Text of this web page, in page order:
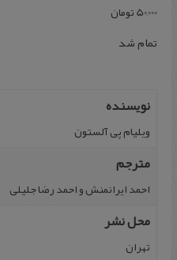
50,000تومان
تمام شد
نویسنده
ویلیام پی آلستون
مترجم
احمد ایرانمنش و احمد رضا جلیلی
محل نشر
تهران